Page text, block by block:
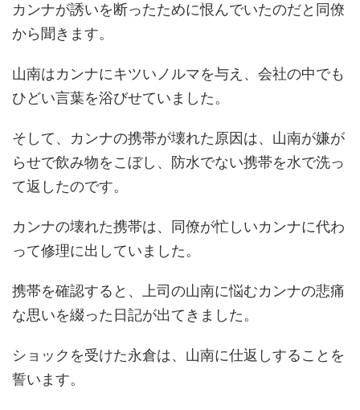
カンナが誘いを断ったために恨んでいたのだと同僚
から聞きます。
山南はカンナにキツいノルマを与え、会社の中でも
ひどい言葉を浴びせていました。
そして、カンナの携帯が壊れた原因は、山南が嫌が
らせで飲み物をこぼし、防水でない携帯を水で洗っ
て返したのです。
カンナの壊れた携帯は、同僚が忙しいカンナに代わ
って修理に出していました。
携帯を確認すると、上司の山南に悩むカンナの悲痛
な思いを綴った日記が出てきました。
ショックを受けた永倉は、山南に仕返しすることを
誓います。